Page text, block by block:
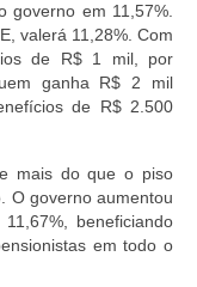
governo em 11,57%.
valerá 11,28%. Com
de R$ 1 mil, por
ganha R$ 2 mil
de R$ 2.500
mais do que o piso
O governo aumentou
beneficiando
em todo o